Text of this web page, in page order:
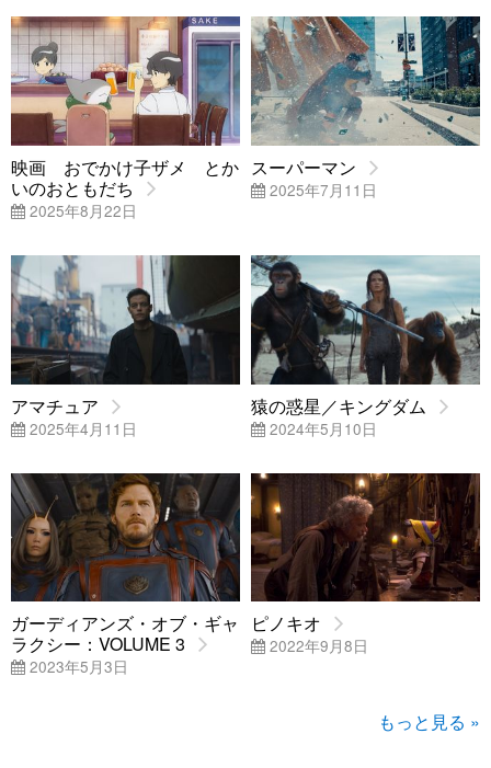
映画 おでかけ子ザメ とか
いのおともだち
2025年8月22日
スーパーマン
2025年7月11日
アマチュア
2025年4月11日
猿の惑星／キングダム
2024年5月10日
ガーディアンズ・オブ・ギャ
ラクシー：VOLUME 3
2023年5月3日
ピノキオ
2022年9月8日
もっと見る »